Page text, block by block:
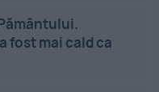
fost mai cald ca